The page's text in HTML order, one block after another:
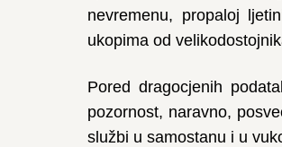
nevremenu, propaloj
ukopima od
Pored dragocjenih
pozornost, naravno,
službi u samostanu i u